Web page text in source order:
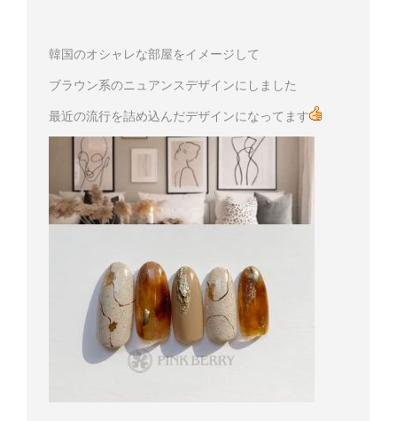
韓国のオシャレな部屋をイメージして
ブラウン系のニュアンスデザインにしました
最近の流行を詰め込んだデザインになってます